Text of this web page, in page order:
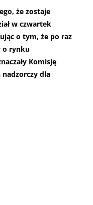
że zostaje
w czwartek
o tym, że po raz
o rynku
Komisję
dla